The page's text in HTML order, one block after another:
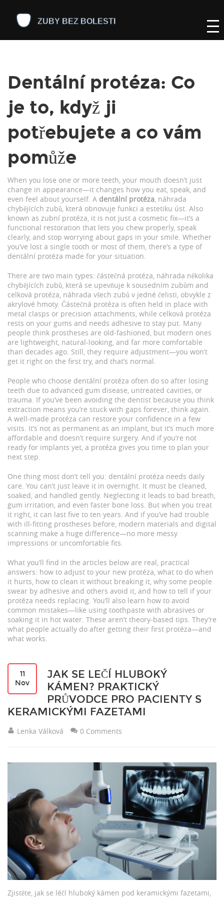
Dentální protéza: Co
je to, když ji
potřebujete a co vám
pomůže
When you lose one or more teeth, your mouth doesn’t just
change in appearance—it changes how you eat, speak, and
even feel about yourself. A dentální protéza, náhrada
chybějících zubů, která obnovuje funkci a estetiku úst. Also
known as zubní protéza, it is not just a cosmetic fix—it’s a
functional restoration that lets you chew properly, speak
clearly, and stop worrying about gaps in your smile. Whether
you’ve lost a single tooth or most of them, there’s a type of
dentální protéza made for your situation.
There are two main types: částečná protéza, náhrada několika
chybějících zubů, která se upevňuje k sousedním zubům and
celková protéza, náhrada všech zubů v jedné čelisti, obvykle z
akrylové hmoty. Částečná protéza is often held in place with
metal clasps or precision attachments, while celková protéza
rests on your gums and needs adhesive to stay put. Many
people think prostheses are old-fashioned, but modern ones
are lightweight, natural-looking, and far more comfortable
than decades ago. Still, they require adjustment—you won’t
get it right on the first try, and that’s normal.
People who choose dentální protéza often do so after losing
teeth due to advanced gum disease, untreated cavities, or
trauma. If you’ve been avoiding the dentist because you think
extraction means you’re stuck with gaps forever, think again.
A well-made protéza can restore your confidence in a few
visits. It’s not as permanent as an implant, but it’s much more
affordable and doesn’t require surgery. And if you’re not
ready for implants yet, a protéza gives you time to plan your
next step.
One thing most don’t tell you: dentální protéza needs daily
care. You can’t just leave it in overnight. It must be cleaned,
soaked, and handled gently. Neglecting it leads to bad breath,
gum irritation, and even faster bone loss. But when you treat
it right, it can last five to ten years. And if you’ve had trouble
with ill-fitting prostheses before, modern materials and digital
scanning make a huge difference—no more messy
impressions or uncomfortable fits.
What you’ll find in the articles below are real, practical
answers: how to adjust to your new protéza, what to do when
it hurts, how to clean it without breaking it, why some people
swear by adhesive and others avoid it, and how to tell if your
protéza needs replacing. You’ll also learn how to avoid
common mistakes—like using toothpaste with abrasives or
soaking it in hot water. These aren’t theory-based tips. They’re
what people actually do after getting their first protéza—and
what works.
11
Nov
JAK SE LEČÍ HLUBOKÝ
KÁMEN? PRAKTICKÝ
PRŮVODCE PRO PACIENTY S
KERAMICKÝMI FAZETAMI
Lenka Válková 0 Comments
Zjistěte, jak se léčí hluboký kámen pod keramickými fazetami,